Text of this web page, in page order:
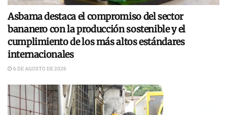
Asbama destaca el compromiso del sector
bananero con la producción sostenible y el
cumplimiento de los más altos estándares
internacionales
6 DE AGOSTO DE 2026